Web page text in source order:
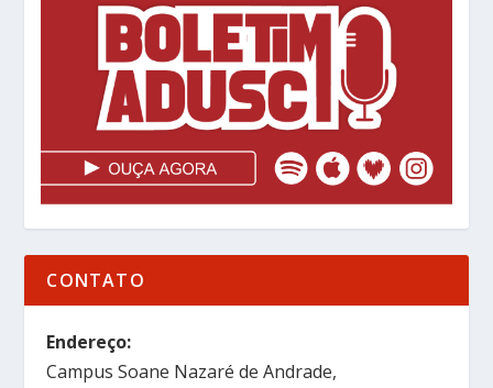
CONTATO
Endereço:
Campus Soane Nazaré de Andrade,